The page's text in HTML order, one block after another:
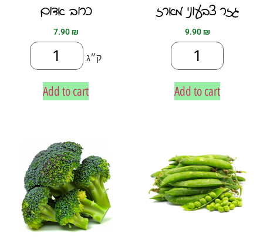
כרוב אדום
7.90₪
ק״ג
Add to cart
גזר צבעוני מארז
9.90₪
Add to cart